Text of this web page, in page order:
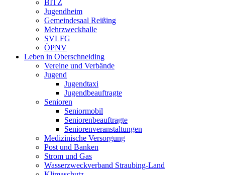
BITZ
Jugendheim
Gemeindesaal Reißing
Mehrzweckhalle
SVLFG
ÖPNV
Leben in Oberschneiding
Vereine und Verbände
Jugend
Jugendtaxi
Jugendbeauftragte
Senioren
Seniormobil
Seniorenbeauftragte
Seniorenveranstaltungen
Medizinische Versorgung
Post und Banken
Strom und Gas
Wasserzweckverband Straubing-Land